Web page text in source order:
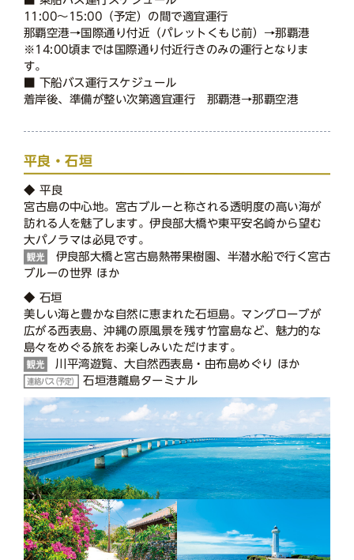
11:00～15:00（予定）の間で適宜運行
那覇空港→国際通り付近（パレットくもじ前）→那覇港
※14:00頃までは国際通り付近行きのみの運行となりま
す。
■ 下船バス運行スケジュール
着岸後、準備が整い次第適宜運行 那覇港→那覇空港
平良・石垣
◆ 平良
宮古島の中心地。宮古ブルーと称される透明度の高い海が
訪れる人を魅了します。伊良部大橋や東平安名崎から望む
大パノラマは必見です。
伊良部大橋と宮古島熱帯果樹園、半潜水船で行く宮古
ブルーの世界 ほか
◆ 石垣
美しい海と豊かな自然に恵まれた石垣島。マングローブが
広がる西表島、沖縄の原風景を残す竹富島など、魅力的な
島々をめぐる旅をお楽しみいただけます。
川平湾遊覧、大自然西表島・由布島めぐり ほか
石垣港離島ターミナル